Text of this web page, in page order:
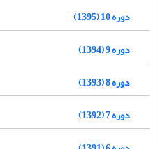
دوره 10 (1395)
دوره 9 (1394)
دوره 8 (1393)
دوره 7 (1392)